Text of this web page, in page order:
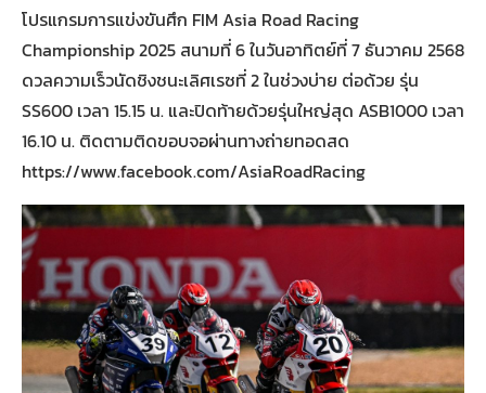
โปรแกรมการแข่งขันศึก FIM Asia Road Racing
Championship 2025 สนามที่ 6 ในวันอาทิตย์ที่ 7 ธันวาคม 2568
ดวลความเร็วนัดชิงชนะเลิศเรซที่ 2 ในช่วงบ่าย ต่อด้วย รุ่น
SS600 เวลา 15.15 น. และปิดท้ายด้วยรุ่นใหญ่สุด ASB1000 เวลา
16.10 น. ติดตามติดขอบจอผ่านทางถ่ายทอดสด
https://www.facebook.com/AsiaRoadRacing